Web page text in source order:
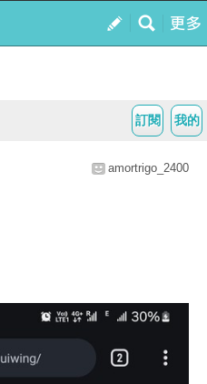
我的
訂閱
amortrigo_2400